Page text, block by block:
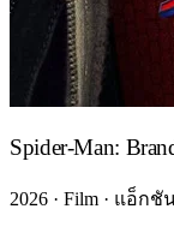
Spider-Man:
2026 · Film · แอ็ก